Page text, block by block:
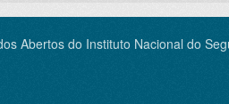
Abertos do Instituto Nacional do